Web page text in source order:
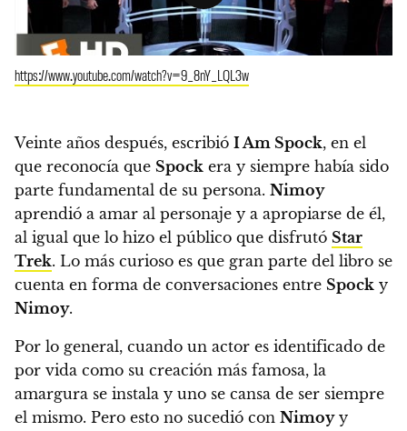
https://www.youtube.com/watch?v=9_8nY_LQL3w
Veinte años después, escribió I Am Spock, en el
que reconocía que Spock era y siempre había sido
parte fundamental de su persona. Nimoy
aprendió a amar al personaje y a apropiarse de él,
al igual que lo hizo el público que disfrutó Star
Trek. Lo más curioso es que gran parte del libro se
cuenta en forma de conversaciones entre Spock y
Nimoy.
Por lo general, cuando un actor es identificado de
por vida como su creación más famosa, la
amargura se instala y uno se cansa de ser siempre
el mismo. Pero esto no sucedió con Nimoyy